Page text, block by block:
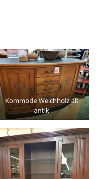
Kommode Weichholz alt
antik